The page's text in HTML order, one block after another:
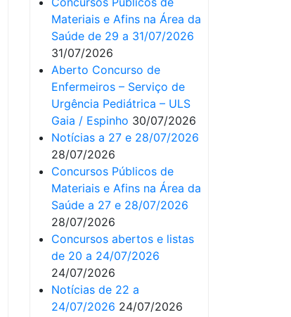
Materiais e Afins na Área da
Saúde de 29 a 31/07/2026
31/07/2026
Aberto Concurso de
Enfermeiros – Serviço de
Urgência Pediátrica – ULS
Gaia / Espinho 30/07/2026
Notícias a 27 e 28/07/2026
28/07/2026
Concursos Públicos de
Materiais e Afins na Área da
Saúde a 27 e 28/07/2026
28/07/2026
Concursos abertos e listas
de 20 a 24/07/2026
24/07/2026
Notícias de 22 a
24/07/2026 24/07/2026